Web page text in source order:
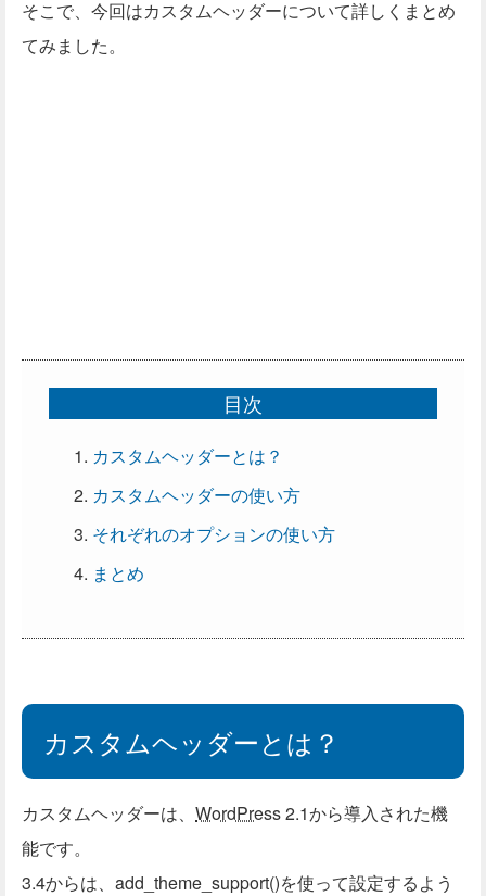
そこで、今回はカスタムヘッダーについて詳しくまとめ
てみました。
目次
カスタムヘッダーとは？
カスタムヘッダーの使い方
それぞれのオプションの使い方
まとめ
カスタムヘッダーとは？
カスタムヘッダーは、 WordPress2.1から導入された機
能です。
3.4からは、add_theme_support()を使って設定するよう